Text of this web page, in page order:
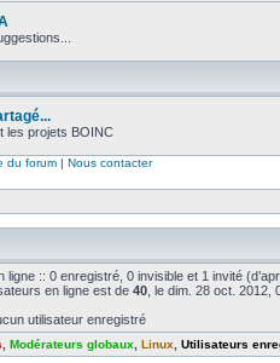
les projets BOINC
du forum | Nous contacter
ligne :: 0 enregistré, 0 invisible et 1 invité
en ligne est de 40 , le dim. 28 oct. 2012,
utilisateur enregistré
Modérateurs globaux Linux Utilisateurs